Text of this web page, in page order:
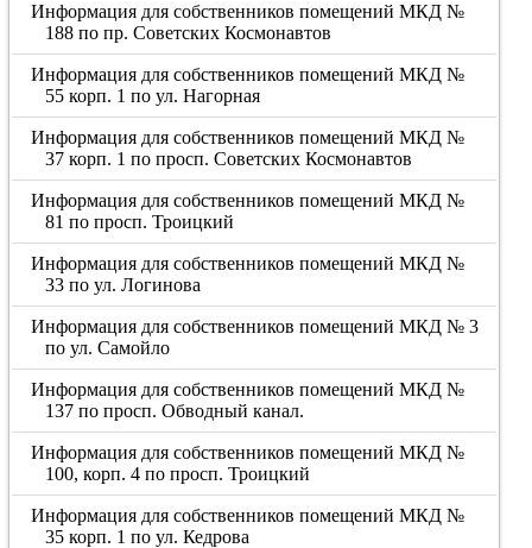
Информация для собственников помещений МКД №
188 по пр. Советских Космонавтов
Информация для собственников помещений МКД №
55 корп. 1 по ул. Нагорная
Информация для собственников помещений МКД №
37 корп. 1 по просп. Советских Космонавтов
Информация для собственников помещений МКД №
81 по просп. Троицкий
Информация для собственников помещений МКД №
33 по ул. Логинова
Информация для собственников помещений МКД № 3
по ул. Самойло
Информация для собственников помещений МКД №
137 по просп. Обводный канал.
Информация для собственников помещений МКД №
100, корп. 4 по просп. Троицкий
Информация для собственников помещений МКД №
35 корп. 1 по ул. Кедрова